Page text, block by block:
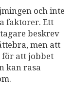
och inte
faktorer. Ett
beskrev
men att
för att jobbet
kan rasa